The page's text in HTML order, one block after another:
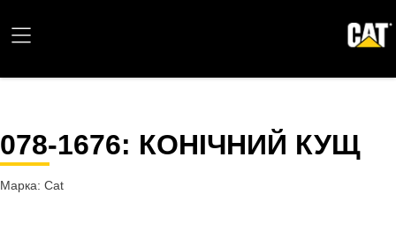
078-1676: КОНІЧНИЙ КУЩ
Марка: Cat